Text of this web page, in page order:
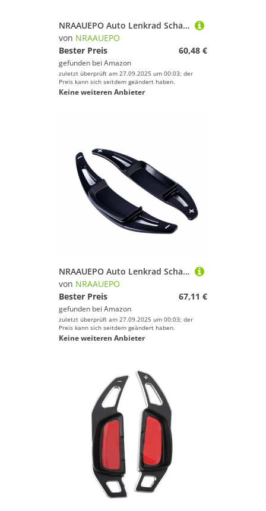
NRAAUEPO Auto Lenkrad Schaltwippen für BMW F33 4er 2014-2019 Auto Lenkrad Schaltwippen Extensions Abdeckung 2 stücke Aluminium Teile
von NRAAUEPO
Bester Preis
60,48 €
gefunden bei Amazon
zuletzt überprüft am 27.09.2025 um 00:03; der
Preis kann sich seitdem geändert haben.
Keine weiteren Anbieter
NRAAUEPO Auto Lenkrad Schaltwippen für Mercedes Benz C-Klasse C200L Sport 2022-2025 Auto Lenkrad Schaltwippen Extensions Abdeckung 2 stücke Aluminium Teile
von NRAAUEPO
Bester Preis
67,11 €
gefunden bei Amazon
zuletzt überprüft am 27.09.2025 um 00:03; der
Preis kann sich seitdem geändert haben.
Keine weiteren Anbieter